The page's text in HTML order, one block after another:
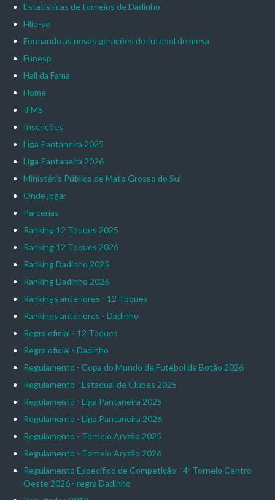
Estatísticas de torneios de Dadinho
Filie-se
Formando as novas gerações do futebol de mesa
Funesp
Hall da Fama
Home
IFMS
Inscrições
Liga Pantaneira 2025
Liga Pantaneira 2026
Ministério Público de Mato Grosso do Sul
Onde jogar
Parcerias
Ranking 12 Toques 2025
Ranking 12 Toques 2026
Ranking Dadinho 2025
Ranking Dadinho 2026
Rankings anteriores - 12 Toques
Rankings anteriores - Dadinho
Regra oficial - 12 Toques
Regra oficial - Dadinho
Regulamento - Copa do Mundo de Futebol de Botão 2026
Regulamento - Estadual de Clubes 2025
Regulamento - Liga Pantaneira 2025
Regulamento - Liga Pantaneira 2026
Regulamento - Torneio Aryzão 2025
Regulamento - Torneio Aryzão 2026
Regulamento Específico de Competição - 4º Torneio Centro-
Oeste 2026 - regra Dadinho